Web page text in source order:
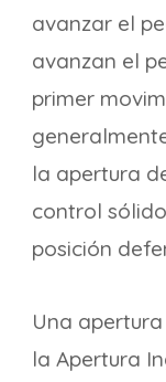
avanzar el
avanzan el
primer
la apertura
control
posición
Una
la Apertura